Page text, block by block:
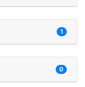
1
0